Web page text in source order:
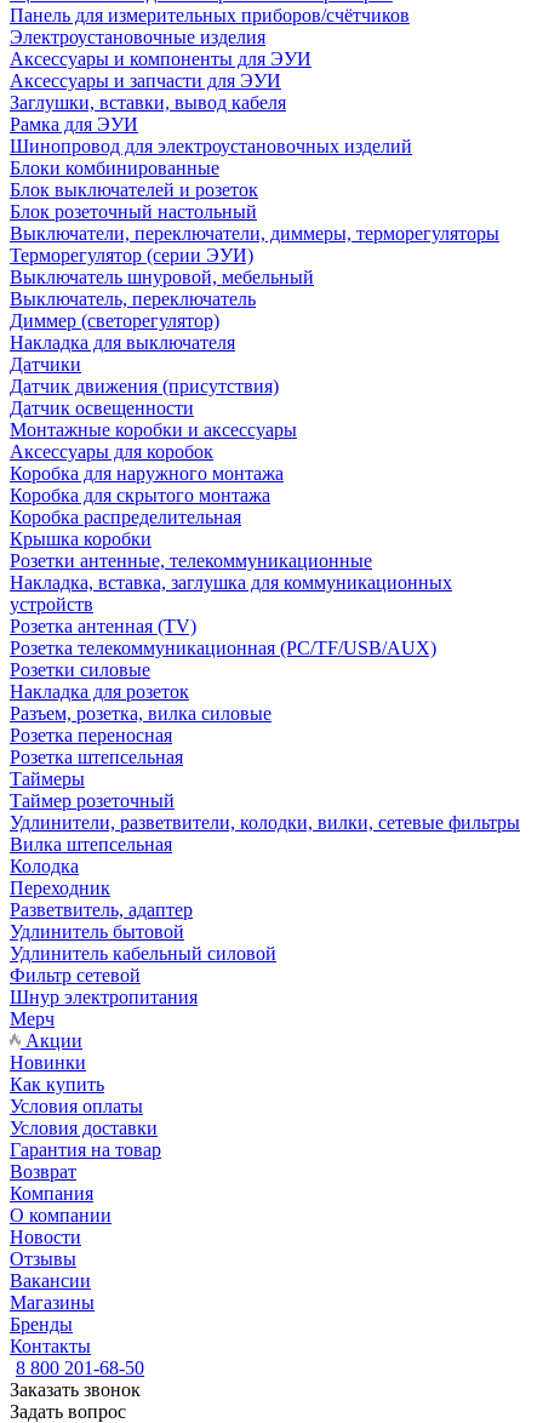
Панель для измерительных приборов/счётчиков
Электроустановочные изделия
Аксессуары и компоненты для ЭУИ
Аксессуары и запчасти для ЭУИ
Заглушки, вставки, вывод кабеля
Рамка для ЭУИ
Шинопровод для электроустановочных изделий
Блоки комбинированные
Блок выключателей и розеток
Блок розеточный настольный
Выключатели, переключатели, диммеры, терморегуляторы
Терморегулятор (серии ЭУИ)
Выключатель шнуровой, мебельный
Выключатель, переключатель
Диммер (светорегулятор)
Накладка для выключателя
Датчики
Датчик движения (присутствия)
Датчик освещенности
Монтажные коробки и аксессуары
Аксессуары для коробок
Коробка для наружного монтажа
Коробка для скрытого монтажа
Коробка распределительная
Крышка коробки
Розетки антенные, телекоммуникационные
Накладка, вставка, заглушка для коммуникационных
устройств
Розетка антенная (TV)
Розетка телекоммуникационная (PC/TF/USB/AUX)
Розетки силовые
Накладка для розеток
Разъем, розетка, вилка силовые
Розетка переносная
Розетка штепсельная
Таймеры
Таймер розеточный
Удлинители, разветвители, колодки, вилки, сетевые фильтры
Вилка штепсельная
Колодка
Переходник
Разветвитель, адаптер
Удлинитель бытовой
Удлинитель кабельный силовой
Фильтр сетевой
Шнур электропитания
Мерч
Акции
Новинки
Как купить
Условия оплаты
Условия доставки
Гарантия на товар
Возврат
Компания
О компании
Новости
Отзывы
Вакансии
Магазины
Бренды
Контакты
8 800 201-68-50
Заказать звонок
Задать вопрос